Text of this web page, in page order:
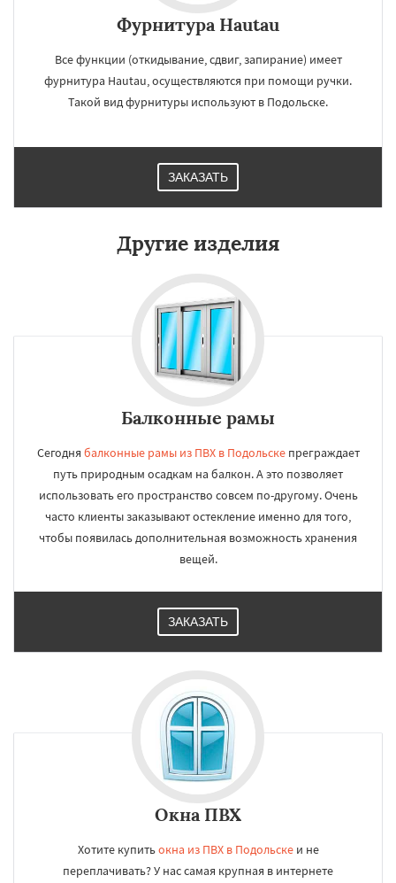
Фурнитура Hautau
Все функции (откидывание, сдвиг, запирание) имеет
фурнитура Hautau, осуществляются при помощи ручки.
Такой вид фурнитуры используют в Подольске.
ЗАКАЗАТЬ
Другие изделия
Балконные рамы
Сегодня балконные рамы из ПВХ в Подольскепреграждает
путь природным осадкам на балкон. А это позволяет
использовать его пространство совсем по-другому. Очень
часто клиенты заказывают остекление именно для того,
чтобы появилась дополнительная возможность хранения
вещей.
ЗАКАЗАТЬ
Окна ПВХ
Хотите купитьокна из ПВХ в Подольскеи не
переплачивать? У нас самая крупная в интернете